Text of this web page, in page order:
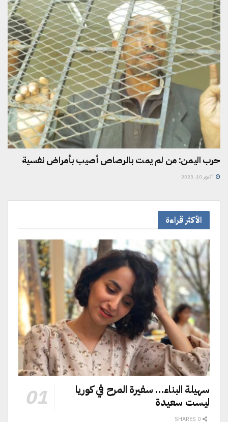
حرب اليمن: من لم يمت بالرصاص أصيب بأمراض نفسية
أكتوبر 10, 2023
الأكثر قراءة
سهيلة البناء… سفيرة المرح في كوريا
ليست سعيدة